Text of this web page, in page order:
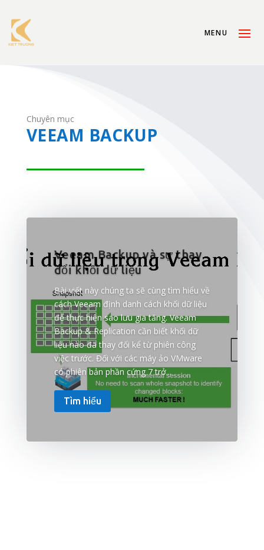
Chuyên mục
VEEAM BACKUP
Veeam Backup và sự thay
đổi khối dữ liệu
Bài viết này chúng ta sẽ cùng tìm hiểu về
cách Veeam định danh cách khối dữ liệu
để thực hiện sao lưu gia tăng. Veeam
Backup & Replication cần biết khối dữ
liệu nào đã thay đổi kể từ phiên công
việc trước. Đối với các máy ảo VMware
có phiên bản phần cứng 7 trở...
Tìm hiểu